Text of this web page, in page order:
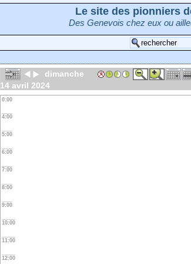
Le site des pionniers
Des Genevois chez eux ou
dimanche
14 avril 2024
0:00
4:00
5:00
6:00
7:00
8:00
9:00
10:00
11:00
12:00